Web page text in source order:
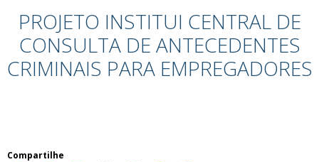
PROJETO INSTITUI CENTRAL DE
CONSULTA DE ANTECEDENTES
CRIMINAIS PARA EMPREGADORES
Compartilhe